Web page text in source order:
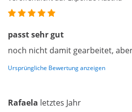
passt sehr gut
noch nicht damit gearbeitet,
Ursprüngliche Bewertung anzeigen
Rafaela letztes Jahr